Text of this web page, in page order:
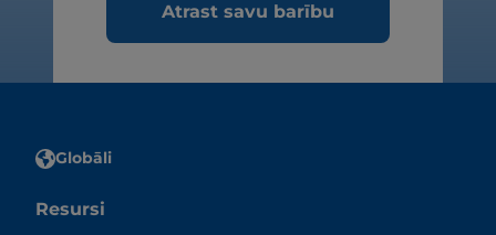
Atrast savu barību
Globāli
Resursi